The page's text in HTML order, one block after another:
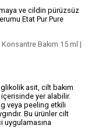
ve cildin pürüzsüz
Etat Pur Pure
Bakım 15 ml |
asit, cilt bakım
yer alabilir.
veya peeling etkili
Bu ürünler cilt
uygulamasına